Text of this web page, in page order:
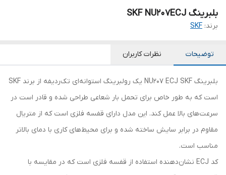
بلبرینگ SKF NU207ECJ
برند: SKF
توضیحات نظرات کاربران
بلبرینگ NU207 ECJ SKF یک رولبرینگ استوانه‌ای تک‌ردیفه از برند SKF
است که به طور خاص برای تحمل بار شعاعی طراحی شده و قادر است در
سرعت‌های بالا عمل کند. این مدل دارای قفسه فلزی است که از متریال
مقاوم در برابر سایش ساخته شده و برای محیط‌های کاری با دمای بالاتر
مناسب است.
کد ECJ نشان‌دهنده استفاده از قفسه فلزی است که در مقایسه با